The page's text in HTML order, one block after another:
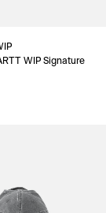
WIP Signature